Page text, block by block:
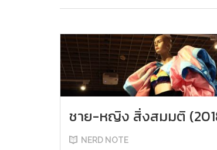
ชาย-หญิง สิ่งสมมติ
NERD NOTE